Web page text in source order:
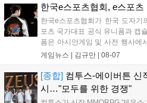
용 가능합니다....
한국e스포츠협회, e스포
한국e스포츠협회가 한국 도자
포츠 국가대표 공식 유니폼과 캡
폼은 아시안게임 및 사전 행사에
구성된 컬렉션은 오는 8월 28일
서는 대회 규정에 따라 별도의 유
게임뉴스 | 김규만 08-07
[종합] 컴투스-에이버튼 신
시…"모두를 위한 경쟁"